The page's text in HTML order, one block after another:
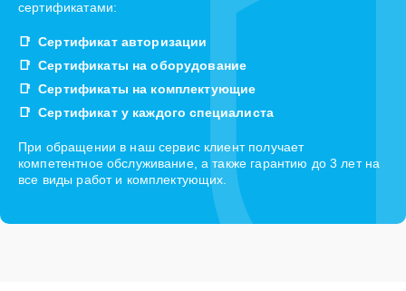
сертификатами:
Сертификат авторизации
Сертификаты на оборудование
Сертификаты на комплектующие
Сертификат у каждого специалиста
При обращении в наш сервис клиент получает
компетентное обслуживание, а также гарантию до 3 лет на
все виды работ и комплектующих.